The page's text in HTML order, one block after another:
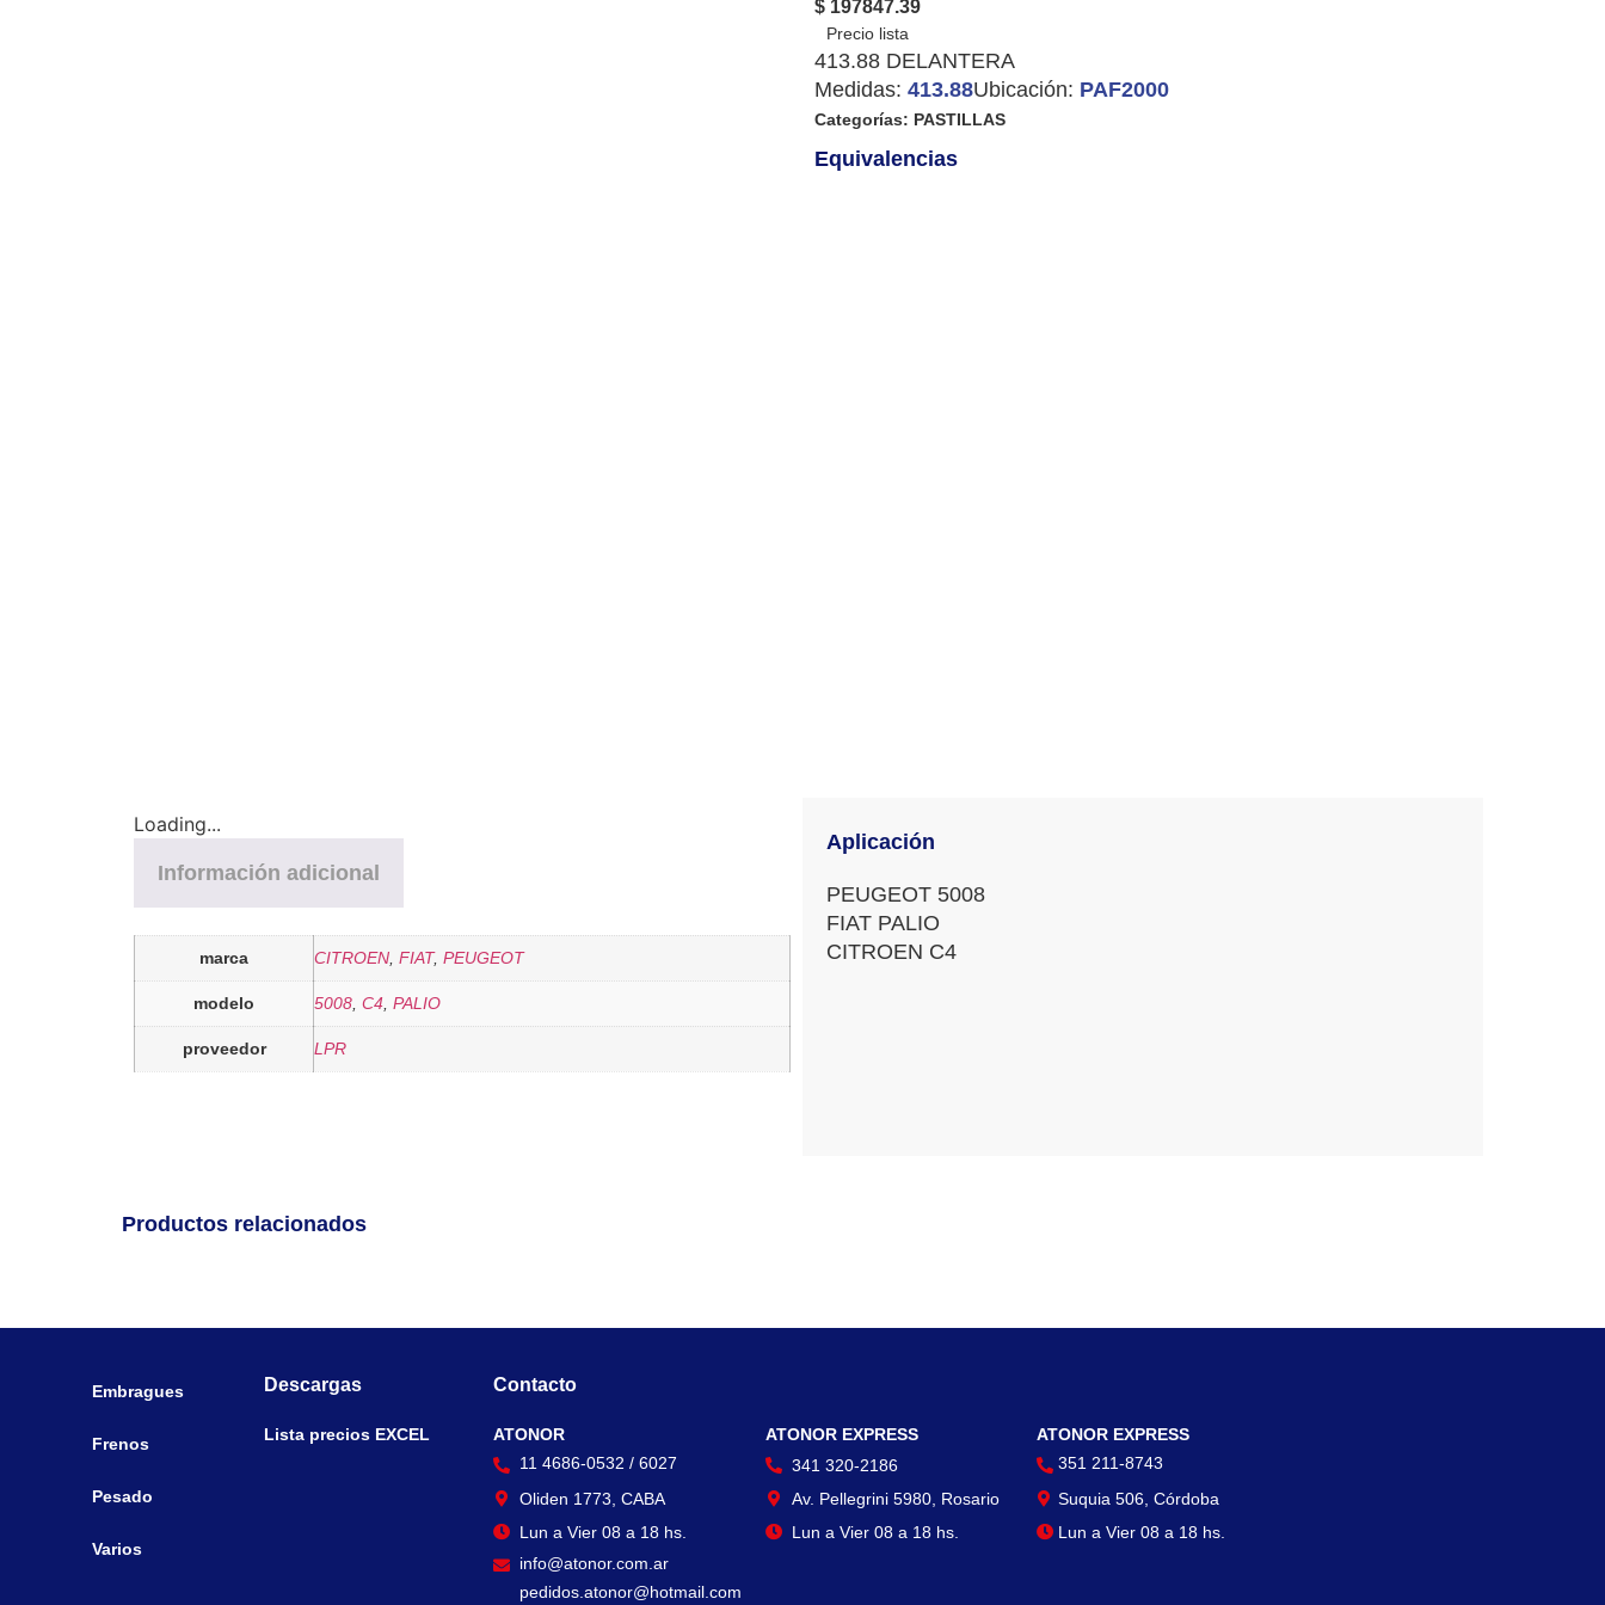
$ 197847.39
413.88 DELANTERA
Medidas: 413.88Ubicación: PAF2000
Categorías: PASTILLAS
Equivalencias
Loading...
Información adicional
marca CITROEN FIAT, PEUGEOT
modelo 5008 C4 PALIO
proveedor LPR
Aplicación
PEUGEOT 5008
FIAT PALIO
CITROEN C4
Productos relacionados
Embragues
Frenos
Pesado
Varios
Descargas
Lista precios EXCEL
Contacto
ATONOR
11 4686-0532 / 6027
Oliden 1773, CABA
Lun a Vier 08 a 18 hs.
info@atonor.com.ar
pedidos.atonor@hotmail.com
ATONOR EXPRESS
341 320-2186
Av. Pellegrini 5980, Rosario
Lun a Vier 08 a 18 hs.
ATONOR EXPRESS
351 211-8743
Suquia 506, Córdoba
Lun a Vier 08 a 18 hs.